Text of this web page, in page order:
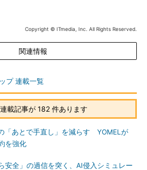
Copyright © ITmedia, Inc. All Rights Reserved.
関連情報
プ 連載一覧
載記事が 182 件あります
「あとで手直し」を減らす YOMELが
を強化
安全」の過信を突く、AI侵入シミュレー